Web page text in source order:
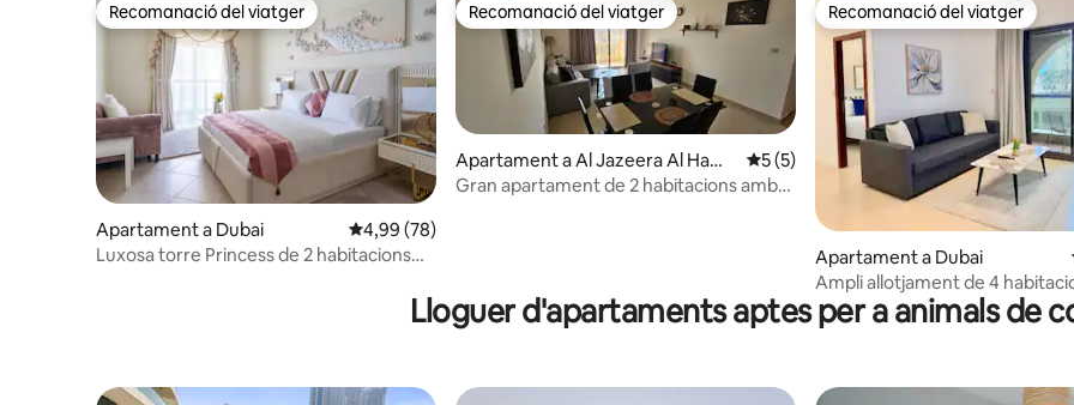
Recomanació del viatger
Recomanació del viatger
Apartament a Dubai 4,99 de puntuació mitjana d'un total de 5; 78 avaluacions
4,99 (78)
Luxosa torre Princess de 2 habitacions
Recomanació del viatger
Recomanació del viatger
Apartament a Al Jazeera Al Hamr
a
5 de puntuació mitjana d'un total de 5; 5
5 (5)
Gran apartament de 2 habitacions amb
Recomanació del viatger
Recomanació del viatger
Apartament a Dubai
Ampli allotjament de 4
primera qualitat a JBR Beach,
metro i del centre comercial
Lloguer d'apartaments aptes per a animals de